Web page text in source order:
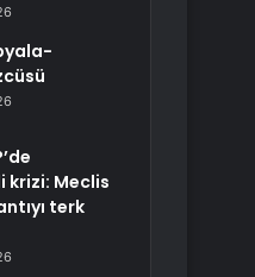
krizi: Meclis
terk